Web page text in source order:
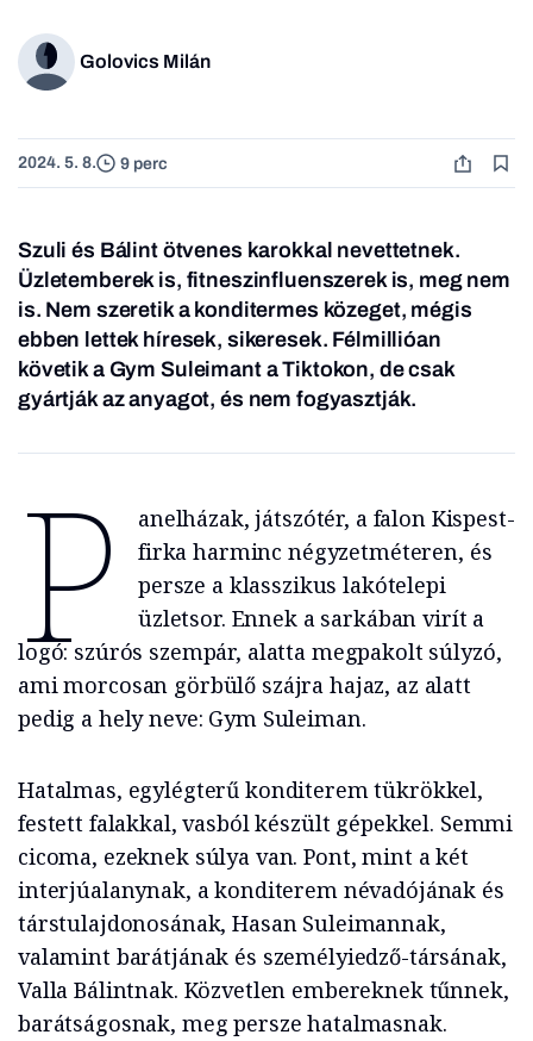
Golovics Milán
2024. 5. 8. 9 perc
Szuli és Bálint ötvenes karokkal nevettetnek.
Üzletemberek is, fitneszinfluenszerek is, meg nem
is. Nem szeretik a konditermes közeget, mégis
ebben lettek híresek, sikeresek. Félmillióan
követik a Gym Suleimant a Tiktokon, de csak
gyártják az anyagot, és nem fogyasztják.
P
anelházak, játszótér, a falon Kispest-
firka harminc négyzetméteren, és
persze a klasszikus lakótelepi
üzletsor. Ennek a sarkában virít a
logó: szúrós szempár, alatta megpakolt súlyzó,
ami morcosan görbülő szájra hajaz, az alatt
pedig a hely neve: Gym Suleiman.
Hatalmas, egylégterű konditerem tükrökkel,
festett falakkal, vasból készült gépekkel. Semmi
cicoma, ezeknek súlya van. Pont, mint a két
interjúalanynak, a konditerem névadójának és
társtulajdonosának, Hasan Suleimannak,
valamint barátjának és személyiedző-társának,
Valla Bálintnak. Közvetlen embereknek tűnnek,
barátságosnak, meg persze hatalmasnak.